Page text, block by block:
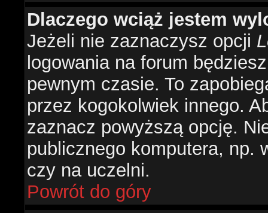
Dlaczego wciąż jestem
Jeżeli nie zaznaczysz opcji
logowania na forum
pewnym czasie. To
przez kogokolwiek innego.
zaznacz powyższą opcję.
publicznego komputera, np.
czy na uczelni.
Powrót do góry